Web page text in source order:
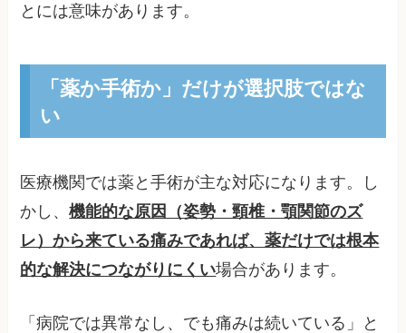
とには意味があります。
「薬か手術か」だけが選択肢ではな
い
医療機関では薬と手術が主な対応になります。し
かし、機能的な原因（姿勢・頸椎・顎関節のズ
レ）から来ている痛みであれば、薬だけでは根本
的な解決につながりにくい場合があります。
「病院では異常なし、でも痛みは続いている」と